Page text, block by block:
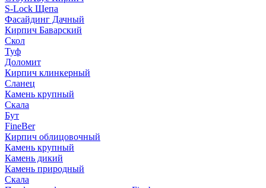
S-Lock Щепа
Фасайдинг Дачный
Кирпич Баварский
Скол
Туф
Доломит
Кирпич клинкерный
Сланец
Камень крупный
Скала
Бут
FineBer
Кирпич облицовочный
Камень крупный
Камень дикий
Камень природный
Скала